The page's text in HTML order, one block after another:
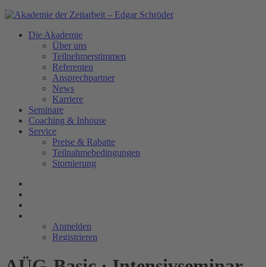
Die Akademie
Über uns
Teilnehmerstimmen
Referenten
Ansprechpartner
News
Karriere
Seminare
Coaching & Inhouse
Service
Preise & Rabatte
Teilnahmebedingungen
Stornierung
Anmelden
Registrieren